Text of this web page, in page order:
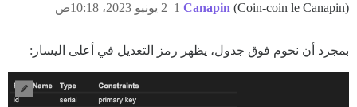
Canapin (Coin-coin le Canapin) 2 يونيو 2023، 10:18ص 1
بمجرد أن نحوم فوق جدول، يظهر رمز التعديل في أعلى اليسار: